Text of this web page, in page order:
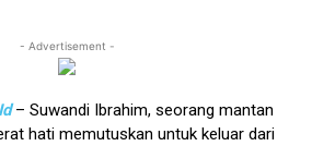
- Advertisement -
– Suwandi Ibrahim, seorang mantan
hati memutuskan untuk keluar dari